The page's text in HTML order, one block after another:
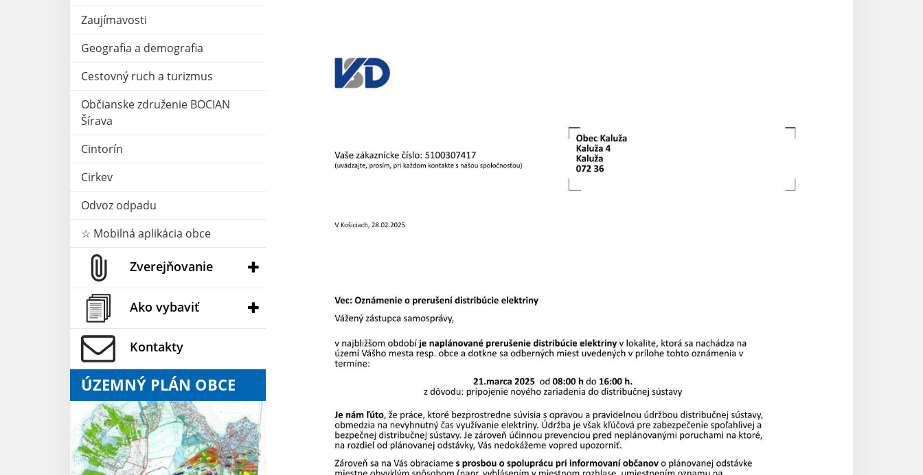
Zaujímavosti
Geografia a demografia
Cestovný ruch a turizmus
Občianske združenie BOCIAN
Šírava
Cintorín
Cirkev
Odvoz odpadu
☆ Mobilná aplikácia obce
Zverejňovanie
Ako vybaviť
Kontakty
ÚZEMNÝ PLÁN OBCE